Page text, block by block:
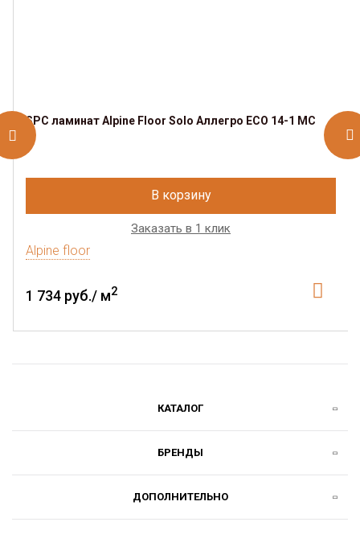
SРС ламинат Alpine Floor Solo Аллегро ЕСО 14-1 MC
В корзину
Заказать в 1 клик
Alpine floor
1 734 руб./ м2
КАТАЛОГ
БРЕНДЫ
ДОПОЛНИТЕЛЬНО